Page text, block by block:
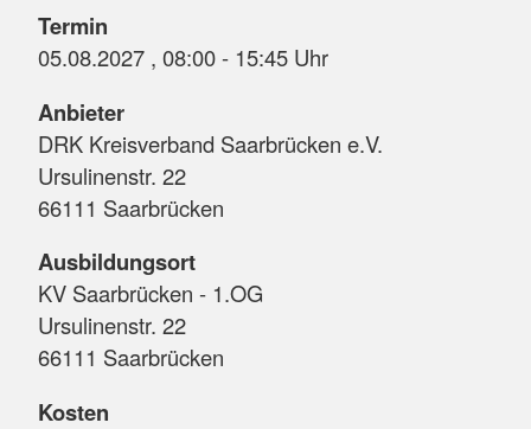
Termin
05.08.2027 , 08:00 - 15:45 Uhr
Anbieter
DRK Kreisverband Saarbrücken e.V.
Ursulinenstr. 22
66111 Saarbrücken
Ausbildungsort
KV Saarbrücken - 1.OG
Ursulinenstr. 22
66111 Saarbrücken
Kosten